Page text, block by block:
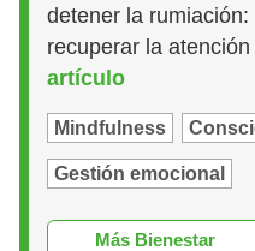
detener la
recuperar la
artículo
Mindfulness
Gestión emocional
Más Bienestar